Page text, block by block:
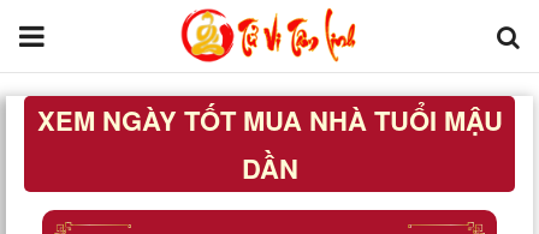
Trang chủ
Tử Vi Đẩu Số
XEM NGÀY TỐT MUA NHÀ TUỔI MẬU
DẦN